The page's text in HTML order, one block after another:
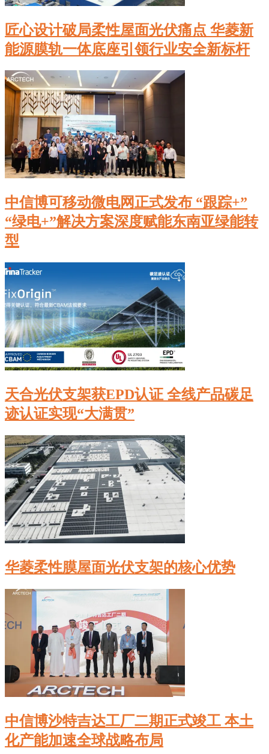
匠心设计破局柔性屋面光伏痛点 华菱新
能源膜轨一体底座引领行业安全新标杆
中信博可移动微电网正式发布 “跟踪+”
“绿电+”解决方案深度赋能东南亚绿能转
型
天合光伏支架获EPD认证 全线产品碳足
迹认证实现“大满贯”
华菱柔性膜屋面光伏支架的核心优势
中信博沙特吉达工厂二期正式竣工 本土
化产能加速全球战略布局